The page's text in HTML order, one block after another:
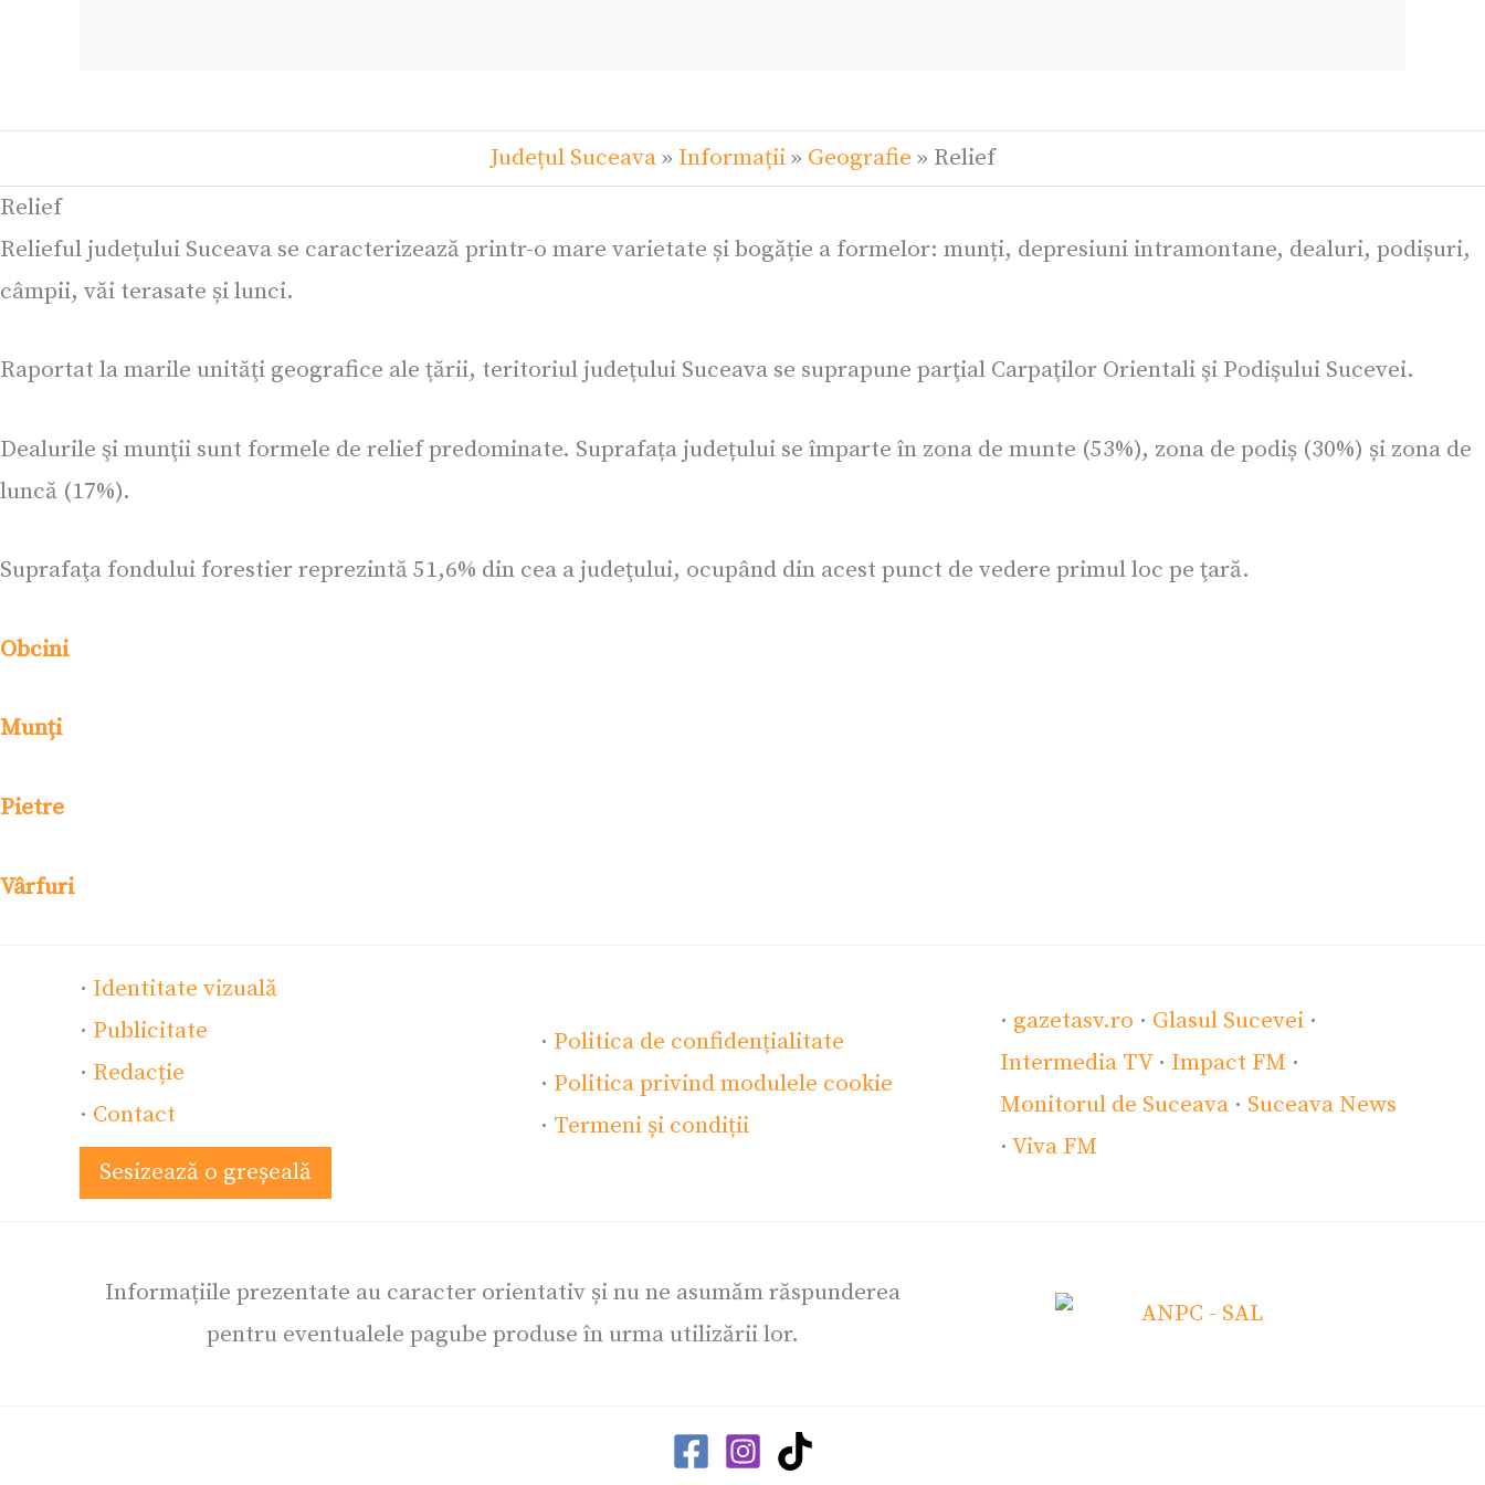
Județul Suceava» Informații» Geografie » Relief
Relief
Relieful județului Suceava se caracterizează printr-o mare varietate și bogăție a formelor: munți, depresiuni intramontane, dealuri, podișuri,
câmpii, văi terasate și lunci.
Raportat la marile unităţi geografice ale ţării, teritoriul judeţului Suceava se suprapune parţial Carpaţilor Orientali şi Podişului Sucevei.
Dealurile şi munţii sunt formele de relief predominate. Suprafața județului se împarte în zona de munte (53%), zona de podiș (30%) și zona de
luncă (17%).
Suprafaţa fondului forestier reprezintă 51,6% din cea a judeţului, ocupând din acest punct de vedere primul loc pe ţară.
Obcini
Munți
Pietre
Vârfuri
· Identitate vizuală
· Publicitate
· Redacție
· Contact
Sesizează o greșeală
· Politica de confidențialitate
· Politica privind modulele cookie
· Termeni și condiții
· gazetasv.ro · Glasul Sucevei ·
Intermedia TV· Impact FM ·
Monitorul de Suceava · Suceava News
·Viva FM
Informațiile prezentate au caracter orientativ și nu ne asumăm răspunderea
pentru eventualele pagube produse în urma utilizării lor.